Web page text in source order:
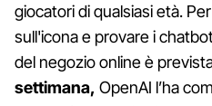
giocatori di qualsiasi età.
sull'icona e provare i
del negozio online è
settimana, OpenAI l’ha